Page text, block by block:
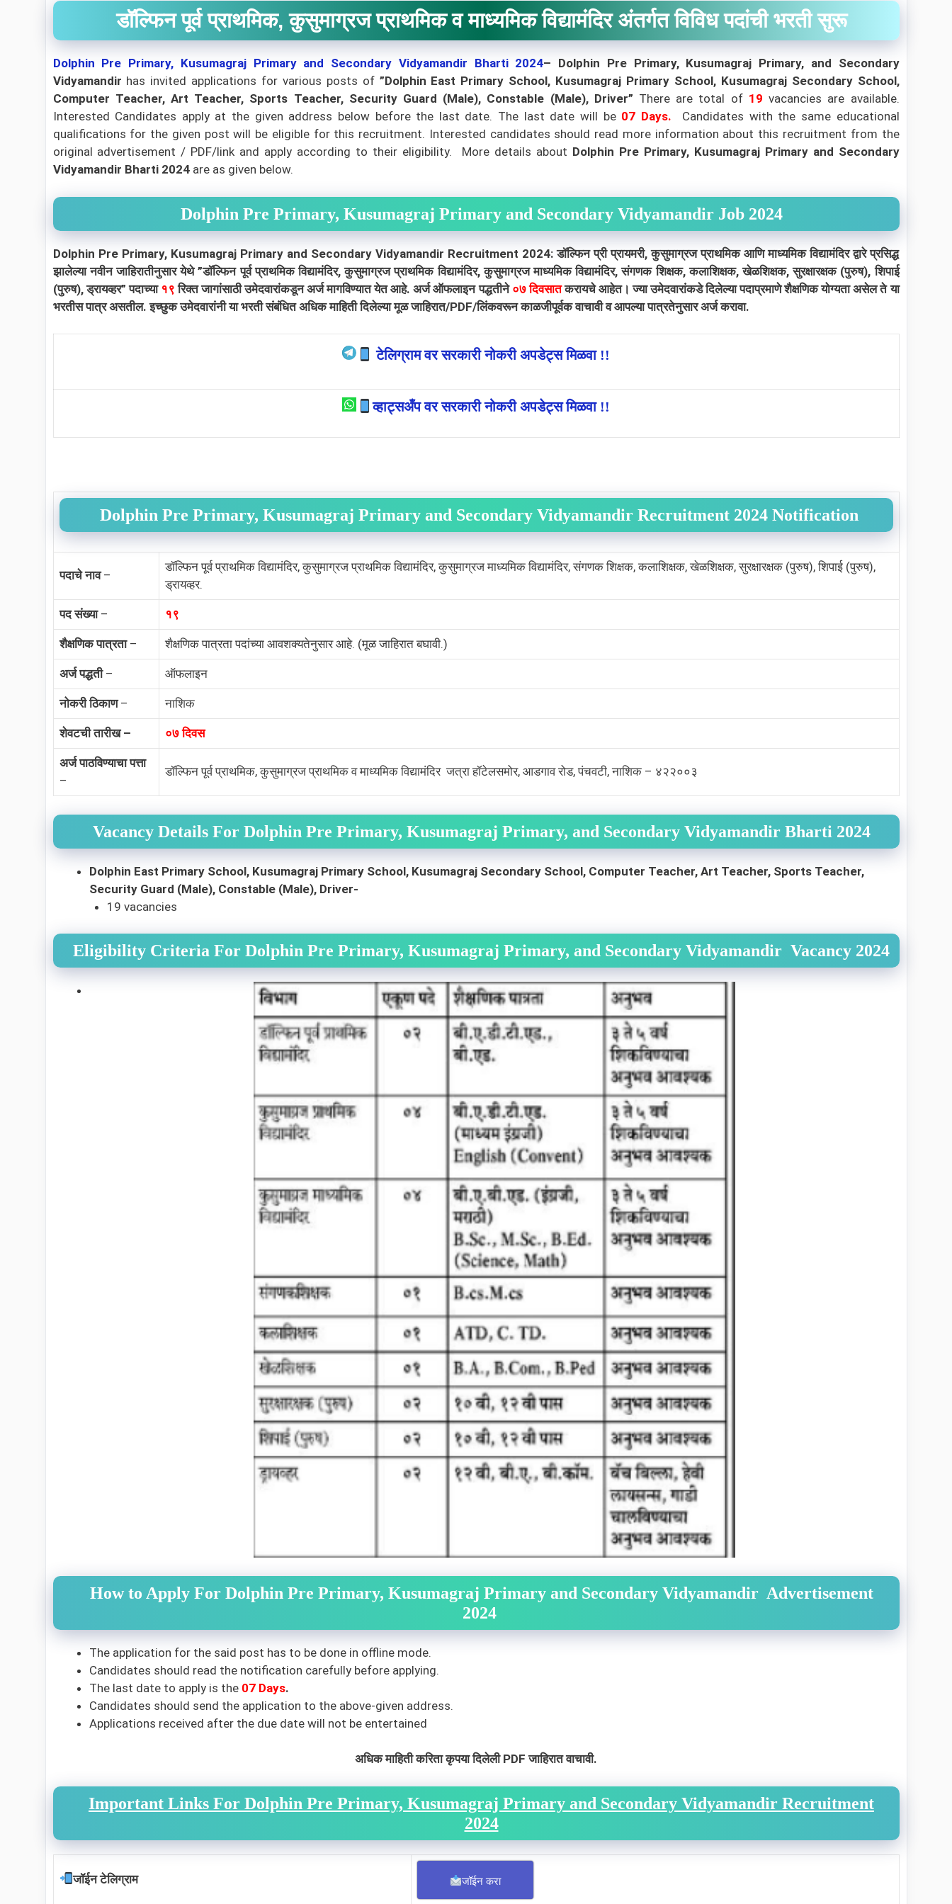
डॉल्फिन पूर्व प्राथमिक, कुसुमाग्रज प्राथमिक व माध्यमिक विद्यामंदिर अंतर्गत विविध पदांची भरती सुरू
Dolphin Pre Primary, Kusumagraj Primary and Secondary Vidyamandir Bharti 2024– Dolphin Pre Primary, Kusumagraj Primary, and Secondary
Vidyamandir has invited applications for various posts of ”Dolphin East Primary School, Kusumagraj Primary School, Kusumagraj Secondary School,
Computer Teacher, Art Teacher, Sports Teacher, Security Guard (Male), Constable (Male), Driver” There are total of 19 vacancies are available.
Interested Candidates apply at the given address below before the last date. The last date will be 07 Days.
Candidates with the same educational
qualifications for the given post will be eligible for this recruitment. Interested candidates should read more information about this recruitment from the
original advertisement / PDF/link and apply according to their eligibility. More details about Dolphin Pre Primary, Kusumagraj Primary and Secondary
Vidyamandir Bharti 2024are as given below.
Dolphin Pre Primary, Kusumagraj Primary and Secondary Vidyamandir Job 2024
Dolphin Pre Primary, Kusumagraj Primary and Secondary Vidyamandir Recruitment 2024: डॉल्फिन प्री प्रायमरी, कुसुमाग्रज प्राथमिक आणि माध्यमिक विद्यामंदिर द्वारे प्रसिद्ध
झालेल्या नवीन जाहिरातीनुसार येथे ”डॉल्फिन पूर्व प्राथमिक विद्यामंदिर, कुसुमाग्रज प्राथमिक विद्यामंदिर, कुसुमाग्रज माध्यमिक विद्यामंदिर, संगणक शिक्षक, कलाशिक्षक, खेळशिक्षक, सुरक्षारक्षक (पुरुष), शिपाई
(पुरुष), ड्रायव्हर” पदाच्या १९ रिक्त जागांसाठी उमेदवारांकडून अर्ज मागविण्यात येत आहे. अर्ज ऑफलाइन पद्धतीने ०७ दिवसातकरायचे आहेत। ज्या उमेदवारांकडे दिलेल्या पदाप्रमाणे शैक्षणिक योग्यता असेल ते या
भरतीस पात्र असतील. इच्छुक उमेदवारांनी या भरती संबंधित अधिक माहिती दिलेल्या मूळ जाहिरात/PDF/लिंकवरून काळजीपूर्वक वाचावी व आपल्या पात्रतेनुसार अर्ज करावा.
टेलिग्राम वर सरकारी नोकरी अपडेट्स मिळवा !!
व्हाट्सअँप वर सरकारी नोकरी अपडेट्स मिळवा !!
Dolphin Pre Primary, Kusumagraj Primary and Secondary Vidyamandir Recruitment 2024 Notification
पदाचे नाव–
डॉल्फिन पूर्व प्राथमिक विद्यामंदिर, कुसुमाग्रज प्राथमिक विद्यामंदिर, कुसुमाग्रज माध्यमिक विद्यामंदिर, संगणक शिक्षक, कलाशिक्षक, खेळशिक्षक, सुरक्षारक्षक (पुरुष), शिपाई (पुरुष),
ड्रायव्हर.
पद संख्या– १९
शैक्षणिक पात्रता– शैक्षणिक पात्रता पदांच्या आवशक्यतेनुसार आहे. (मूळ जाहिरात बघावी.)
अर्ज पद्धती– ऑफलाइन
नोकरी ठिकाण– नाशिक
शेवटची तारीख – ०७ दिवस
अर्ज पाठविण्याचा पत्ता
–
डॉल्फिन पूर्व प्राथमिक, कुसुमाग्रज प्राथमिक व माध्यमिक विद्यामंदिर जत्रा हॉटेलसमोर, आडगाव रोड, पंचवटी, नाशिक – ४२२००३
Vacancy Details For Dolphin Pre Primary, Kusumagraj Primary, and Secondary Vidyamandir Bharti 2024
Dolphin East Primary School, Kusumagraj Primary School, Kusumagraj Secondary School, Computer Teacher, Art Teacher, Sports Teacher,
Security Guard (Male), Constable (Male), Driver-
19 vacancies
Eligibility Criteria For Dolphin Pre Primary, Kusumagraj Primary, and Secondary Vidyamandir Vacancy 2024
How to Apply For Dolphin Pre Primary, Kusumagraj Primary and Secondary Vidyamandir Advertisement
2024
The application for the said post has to be done in offline mode.
Candidates should read the notification carefully before applying.
The last date to apply is the07 Days.
Candidates should send the application to the above-given address.
Applications received after the due date will not be entertained
अधिक माहिती करिता कृपया दिलेली PDF जाहिरात वाचावी.
Important Links For Dolphin Pre Primary, Kusumagraj Primary and Secondary Vidyamandir Recruitment
2024
जॉईन टेलिग्राम जॉईन करा